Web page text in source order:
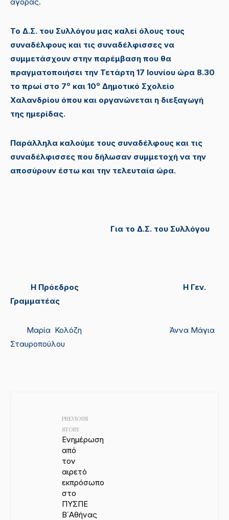
Το Δ.Σ. του Συλλόγου μας καλεί όλους τους
συναδέλφους και τις συναδέλφισσες να
συμμετάσχουν στην παρέμβαση που θα
πραγματοποιήσει την Τετάρτη 17 Ιουνίου ώρα 8.30
το πρωί στο 7ο και 10ο Δημοτικό Σχολείο
Χαλανδρίου όπου και οργανώνεται η διεξαγωγή
της ημερίδας.
Παράλληλα καλούμε τους συναδέλφους και τις
συναδέλφισσες που δήλωσαν συμμετοχή να την
αποσύρουν έστω και την τελευταία ώρα.
Για το Δ.Σ. του Συλλόγου
Η Πρόεδρος Η Γεν.
Γραμματέας
Μαρία Κολόζη Άννα Μάγια
Σταυροπούλου
PREVIOUS
STORY
Eνημέρωση
από
τον
αιρετό
εκπρόσωπο
στο
ΠΥΣΠΕ
Β΄Αθήνας